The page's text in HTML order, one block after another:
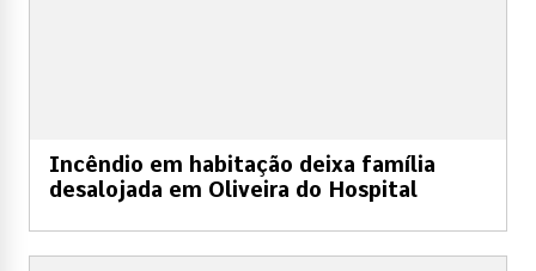
Incêndio em habitação deixa família
desalojada em Oliveira do Hospital